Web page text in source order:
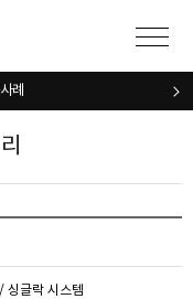
례
글락 시스템